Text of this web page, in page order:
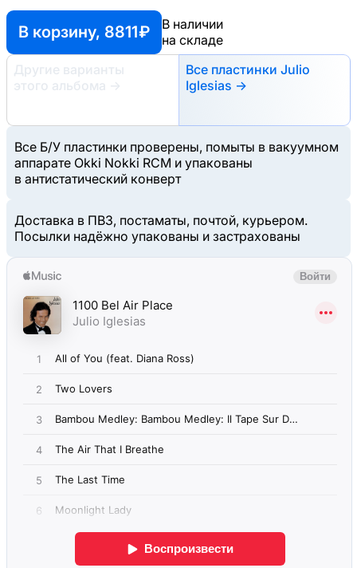
В корзину, 8811 ₽
В наличии
на складе
Другие варианты
этого альбома
→
Все пластинки Julio
Iglesias →
Все Б/У пластинки проверены, помыты в вакуумном
аппарате Okki Nokki RCM и упакованы
в антистатический конверт
Доставка в ПВЗ, постаматы, почтой, курьером.
Посылки надёжно упакованы и застрахованы